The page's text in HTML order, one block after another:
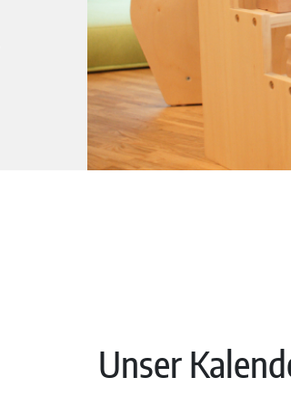
Unser